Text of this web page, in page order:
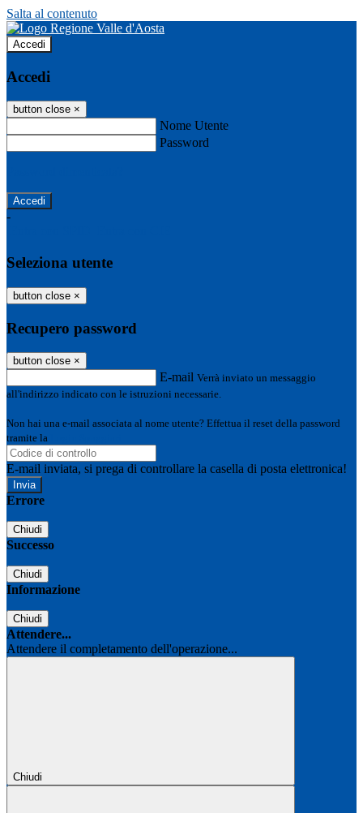
Salta al contenuto
Accedi
Accedi
button close ×
Nome Utente
Password
-
Seleziona utente
button close ×
Recupero password
button close ×
E-mail Verrà inviato un messaggio
all'indirizzo indicato con le istruzioni necessarie.
Non hai una e-mail associata al nome utente? Effettua il reset della password
tramite la
E-mail inviata, si prega di controllare la casella di posta elettronica!
Errore
Chiudi
Successo
Chiudi
Informazione
Chiudi
Attendere...
Attendere il completamento dell'operazione...
Chiudi